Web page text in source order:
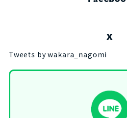
X
Tweets by wakara_nagomi